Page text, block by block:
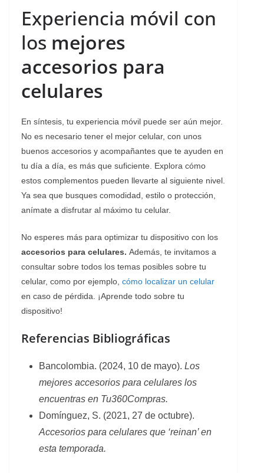
Experiencia móvil con
los mejores
accesorios para
celulares
En síntesis, tu experiencia móvil puede ser aún mejor.
No es necesario tener el mejor celular, con unos
buenos accesorios y acompañantes que te ayuden en
tu día a día, es más que suficiente. Explora cómo
estos complementos pueden llevarte al siguiente nivel.
Ya sea que busques comodidad, estilo o protección,
anímate a disfrutar al máximo tu celular.
No esperes más para optimizar tu dispositivo con los
accesorios para celulares. Además, te invitamos a
consultar sobre todos los temas posibles sobre tu
celular, como por ejemplo, cómo localizar un celular
en caso de pérdida. ¡Aprende todo sobre tu
dispositivo!
Referencias Bibliográficas
Bancolombia. (2024, 10 de mayo). Los
mejores accesorios para celulares los
encuentras en Tu360Compras.
Domínguez, S. (2021, 27 de octubre).
Accesorios para celulares que ‘reinan’ en
esta temporada.